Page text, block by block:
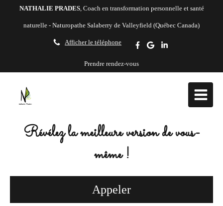
NATHALIE PRADES, Coach en transformation personnelle et santé
naturelle - Naturopathe Salaberry de Valleyfield (Québec Canada)
Afficher le téléphone
Prendre rendez-vous
Révélez la meilleure version de vous-
même !
Appeler